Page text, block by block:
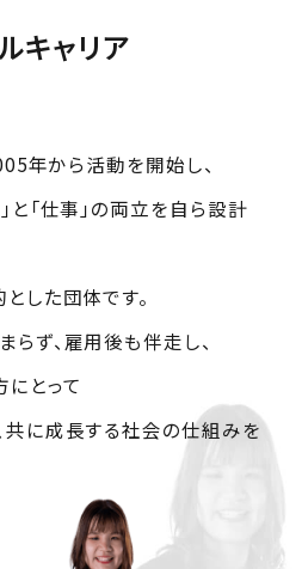
キャリア
年から活動を開始し、
と「仕事」の両立を自ら設計
した団体です。
ず、雇用後も伴走し、
にとって
共に成長する社会の仕組みを